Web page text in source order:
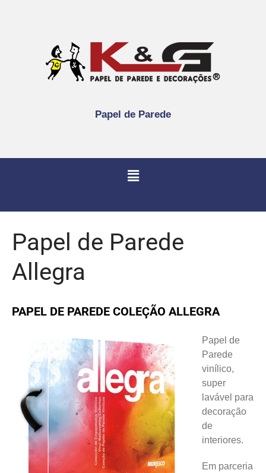
Papel de Parede
Papel de Parede
Allegra
PAPEL DE PAREDE COLEÇÃO ALLEGRA
Papel de
Parede
vinílico,
super
lavável para
decoração
de
interiores.
Em parceria